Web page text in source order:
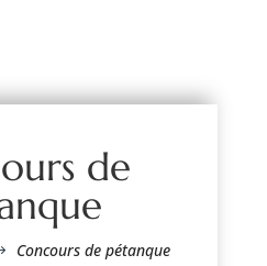
de
Concours de pétanque